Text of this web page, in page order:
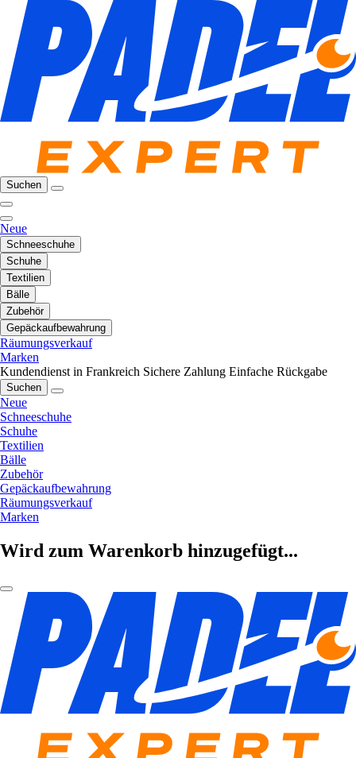
Suchen
Neue
Schneeschuhe
Schuhe
Textilien
Bälle
Zubehör
Gepäckaufbewahrung
Räumungsverkauf
Marken
Kundendienst in Frankreich Sichere Zahlung Einfache Rückgabe
Suchen
Neue
Schneeschuhe
Schuhe
Textilien
Bälle
Zubehör
Gepäckaufbewahrung
Räumungsverkauf
Marken
Wird zum Warenkorb hinzugefügt...